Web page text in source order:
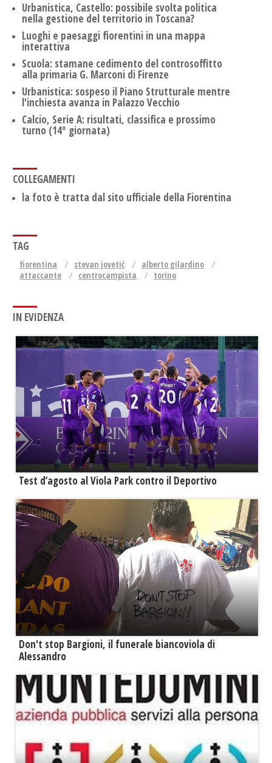
Urbanistica, Castello: possibile svolta politica
nella gestione del territorio in Toscana?
Luoghi e paesaggi fiorentini in una mappa
interattiva
Scuola: stamane cedimento del controsoffitto
alla primaria G. Marconi di Firenze
Urbanistica: sospeso il Piano Strutturale mentre
l'inchiesta avanza in Palazzo Vecchio
Calcio, Serie A: risultati, classifica e prossimo
turno (14° giornata)
COLLEGAMENTI
la foto è tratta dal sito ufficiale della Fiorentina
TAG
fiorentina stevan jovetić
alberto gilardino
attaccante
centrocampista torino
IN EVIDENZA
Test d’agosto al Viola Park contro il Deportivo
Don't stop Bargioni, il funerale biancoviola di
Alessandro